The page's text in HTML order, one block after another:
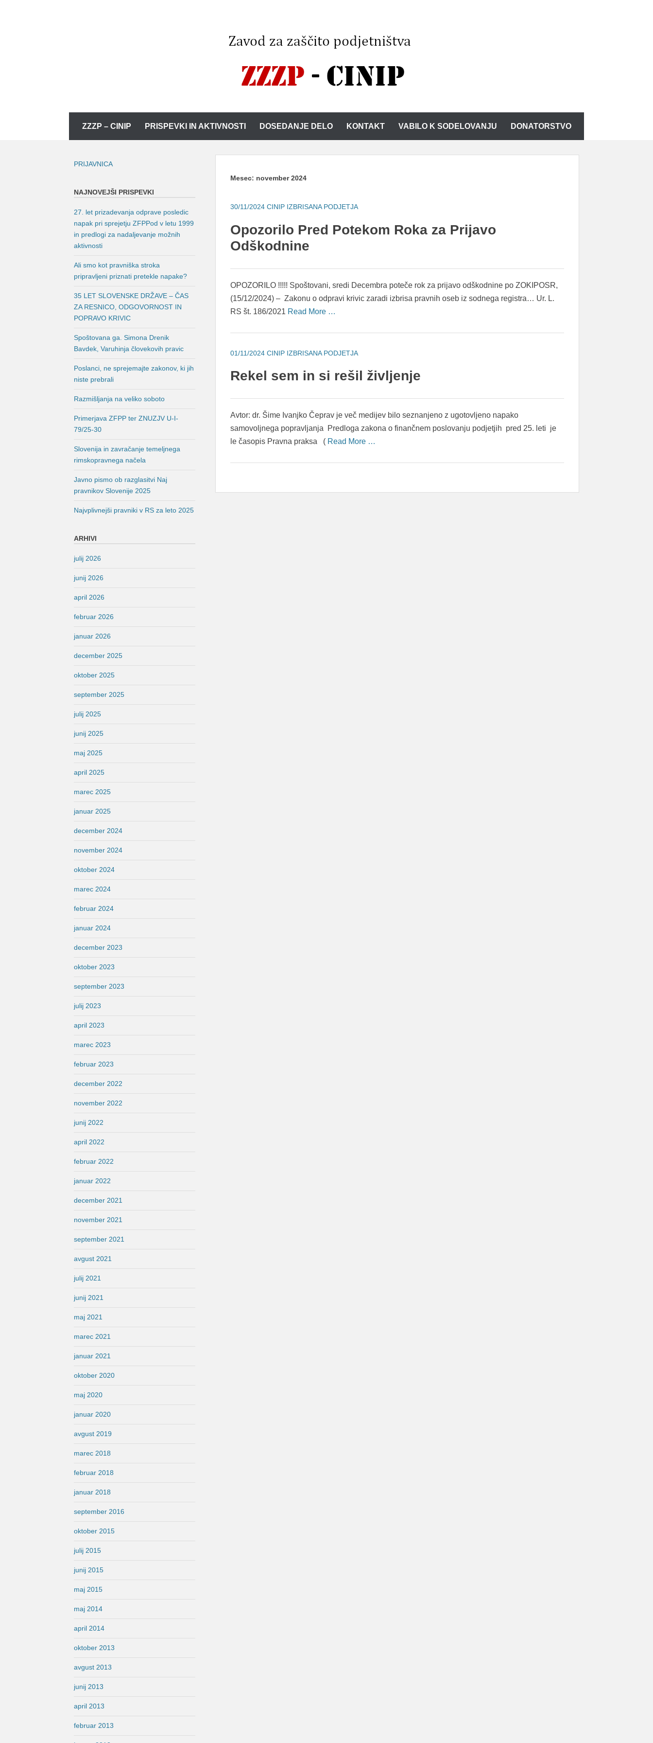
ZZZP – CINIP PRISPEVKI IN AKTIVNOSTI DOSEDANJE DELO KONTAKT VABILO K SODELOVANJU DONATORSTVO
Mesec: november 2024
30/11/2024 CINIP IZBRISANA PODJETJA
Opozorilo Pred Potekom Roka za Prijavo
Odškodnine
OPOZORILO !!!!! Spoštovani, sredi Decembra poteče rok za prijavo odškodnine po ZOKIPOSR,
(15/12/2024) – Zakonu o odpravi krivic zaradi izbrisa pravnih oseb iz sodnega registra… Ur. L.
RS št. 186/2021 Read More …
01/11/2024 CINIP IZBRISANA PODJETJA
Rekel sem in si rešil življenje
Avtor: dr. Šime Ivanjko Čeprav je več medijev bilo seznanjeno z ugotovljeno napako
samovoljnega popravljanja Predloga zakona o finančnem poslovanju podjetjih pred 25. leti je
le časopis Pravna praksa ( Read More …
PRIJAVNICA
NAJNOVEJŠI PRISPEVKI
27. let prizadevanja odprave posledic
napak pri sprejetju ZFPPod v letu 1999
in predlogi za nadaljevanje možnih
aktivnosti
Ali smo kot pravniška stroka
pripravljeni priznati pretekle napake?
35 LET SLOVENSKE DRŽAVE – ČAS
ZA RESNICO, ODGOVORNOST IN
POPRAVO KRIVIC
Spoštovana ga. Simona Drenik
Bavdek, Varuhinja človekovih pravic
Poslanci, ne sprejemajte zakonov, ki jih
niste prebrali
Razmišljanja na veliko soboto
Primerjava ZFPP ter ZNUZJV U-I-
79/25-30
Slovenija in zavračanje temeljnega
rimskopravnega načela
Javno pismo ob razglasitvi Naj
pravnikov Slovenije 2025
Najvplivnejši pravniki v RS za leto 2025
ARHIVI
julij 2026
junij 2026
april 2026
februar 2026
januar 2026
december 2025
oktober 2025
september 2025
julij 2025
junij 2025
maj 2025
april 2025
marec 2025
januar 2025
december 2024
november 2024
oktober 2024
marec 2024
februar 2024
januar 2024
december 2023
oktober 2023
september 2023
julij 2023
april 2023
marec 2023
februar 2023
december 2022
november 2022
junij 2022
april 2022
februar 2022
januar 2022
december 2021
november 2021
september 2021
avgust 2021
julij 2021
junij 2021
maj 2021
marec 2021
januar 2021
oktober 2020
maj 2020
januar 2020
avgust 2019
marec 2018
februar 2018
januar 2018
september 2016
oktober 2015
julij 2015
junij 2015
maj 2015
maj 2014
april 2014
oktober 2013
avgust 2013
junij 2013
april 2013
februar 2013